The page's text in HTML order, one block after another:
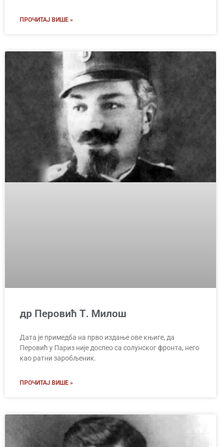
ПРОЧИТАЈ ВИШЕ »
др Перовић Т. Милош
Дата је примедба на прво издање ове књиге, да
Перовић у Париз није доспео са солунског фронта, него
као ратни заробљеник.
ПРОЧИТАЈ ВИШЕ »